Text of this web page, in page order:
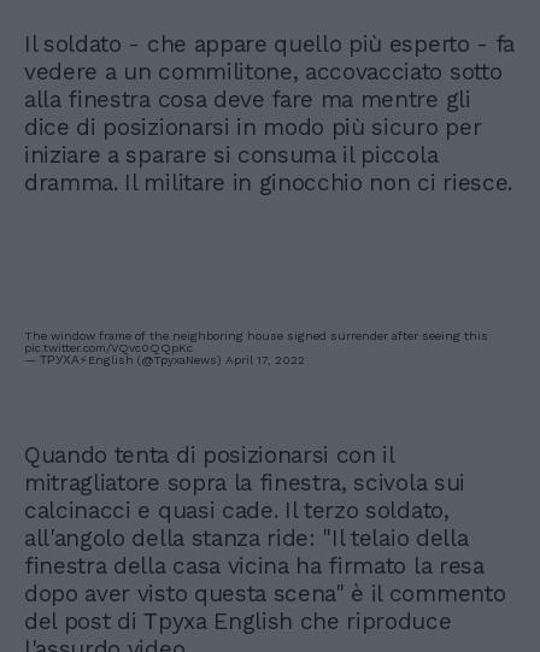
Il soldato - che appare quello più esperto - fa
vedere a un commilitone, accovacciato sotto
alla finestra cosa deve fare ma mentre gli
dice di posizionarsi in modo più sicuro per
iniziare a sparare si consuma il piccola
dramma. Il militare in ginocchio non ci riesce.
The window frame of the neighboring house signed surrender after seeing this
pic.twitter.com/VQvc0QQpKc
— ТРУХА⚡️English (@TpyxaNews) April 17, 2022
Quando tenta di posizionarsi con il
mitragliatore sopra la finestra, scivola sui
calcinacci e quasi cade. Il terzo soldato,
all'angolo della stanza ride: "Il telaio della
finestra della casa vicina ha firmato la resa
dopo aver visto questa scena" è il commento
del post di Тpyxa English che riproduce